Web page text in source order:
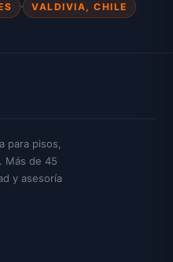
VALDIVIA, CHILE
para pisos,
Más de 45
y asesoría